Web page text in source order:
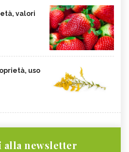
valori
uso
newsletter